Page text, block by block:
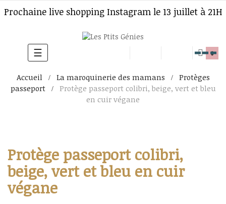
Prochaine live shopping Instagram le 13 juillet à 21H
Basculer
navigation
☰ 0
Accueil La maroquinerie des mamans
Protèges
passeport
Protège passeport colibri, beige, vert et bleu
en cuir végane
Protège passeport colibri,
beige, vert et bleu en cuir
végane